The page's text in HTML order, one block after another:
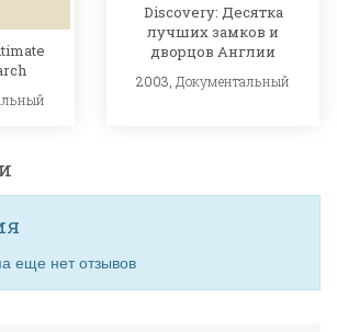
Discovery: Десятка
лучших замков и
дворцов Англии
2003, Документальный
еще нет отзывов